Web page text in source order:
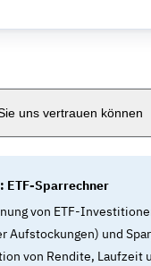
uns vertrauen können
ETF-Sparrechner
von ETF-
Aufstockungen) und
von Rendite, Laufzeit